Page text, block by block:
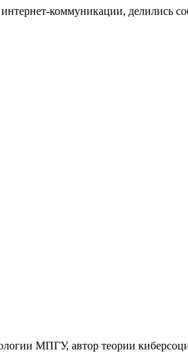
коммуникации, делились
МПГУ, автор теории